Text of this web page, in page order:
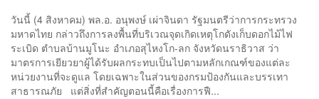
วันนี้ (4 สิงหาคม) พล.อ. อนุพงษ์ เผ่าจินดา รัฐมนตรีว่าการกระทรวง
มหาดไทย กล่าวถึงการลงพื้นที่บริเวณจุดเกิดเหตุโกดังเก็บดอกไม้ไฟ
ระเบิด ตำบลบ้านมูโนะ อำเภอสุไหงโก-ลก จังหวัดนราธิวาส ว่า
มาตรการเยียวยาผู้ได้รับผลกระทบเป็นไปตามหลักเกณฑ์ของแต่ละ
หน่วยงานที่จะดูแล โดยเฉพาะในส่วนของกรมป้องกันและบรรเทา
สาธารณภัย แต่สิ่งที่สำคัญตอนนี้คือเรื่องการฟื...